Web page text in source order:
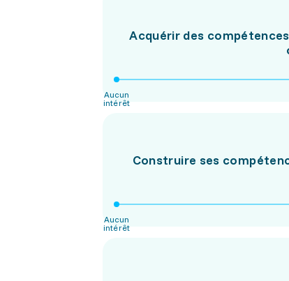
Acquérir des
Aucun
intérêt
Construire ses
Aucun
intérêt